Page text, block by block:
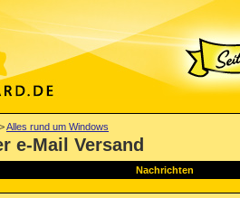
>Alles rund um Windows
e-Mail Versand
Nachrichten